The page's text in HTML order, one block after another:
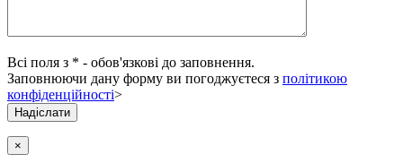
Всі поля з * - обов'язкові до заповнення.
Заповнюючи дану форму ви погоджуєтеся з політикою
конфіденційності>
×